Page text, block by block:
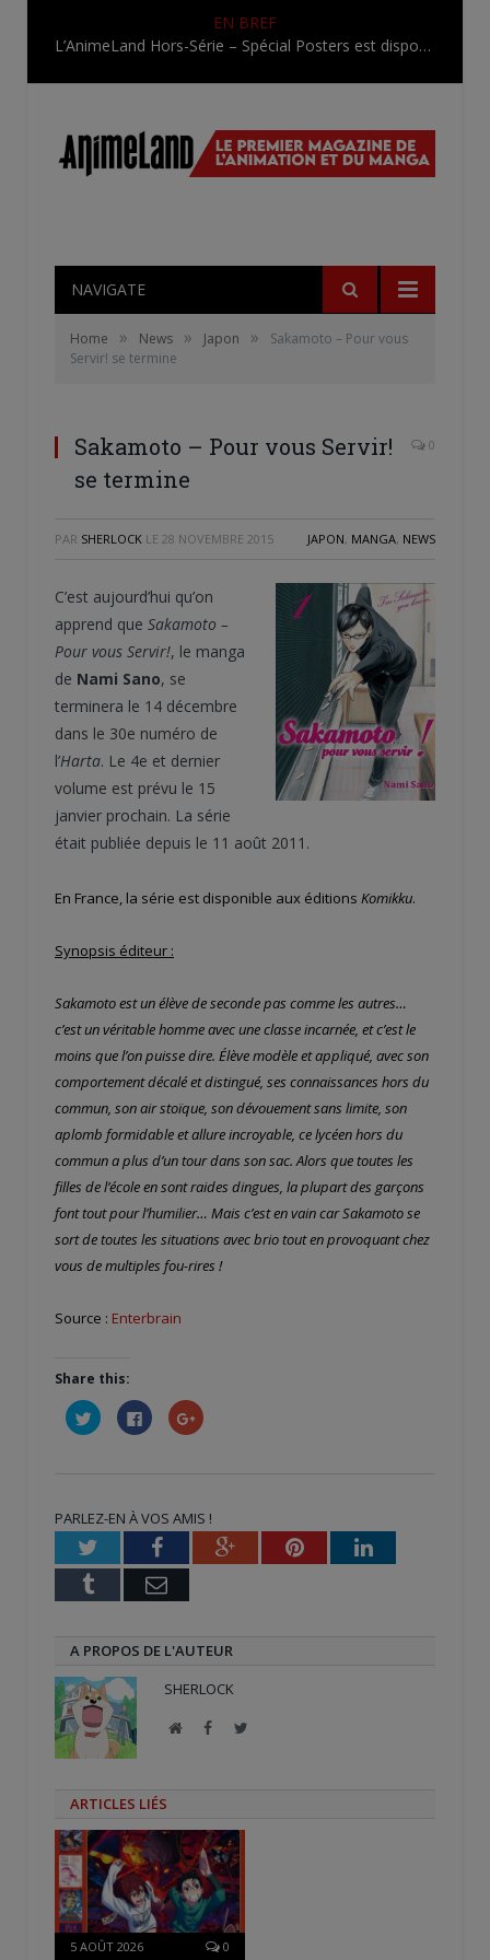
EN BREF
L’AnimeLand Hors-Série – Spécial Posters est disponible !
NAVIGATE
Home » News » Japon »
Sakamoto – Pour vous
Servir! se termine
Sakamoto – Pour vous Servir!
se termine
0
PAR SHERLOCK LE 28 NOVEMBRE 2015 JAPON, MANGA, NEWS
C’est aujourd’hui qu’on
apprend que Sakamoto –
Pour vous Servir!, le manga
de Nami Sano, se
terminera le 14 décembre
dans le 30e numéro de
l’Harta. Le 4e et dernier
volume est prévu le 15
janvier prochain. La série
était publiée depuis le 11 août 2011.
En France, la série est disponible aux éditions Komikku.
Synopsis éditeur :
Sakamoto est un élève de seconde pas comme les autres…
c’est un véritable homme avec une classe incarnée, et c’est le
moins que l’on puisse dire. Élève modèle et appliqué, avec son
comportement décalé et distingué, ses connaissances hors du
commun, son air stoïque, son dévouement sans limite, son
aplomb formidable et allure incroyable, ce lycéen hors du
commun a plus d’un tour dans son sac. Alors que toutes les
filles de l’école en sont raides dingues, la plupart des garçons
font tout pour l’humilier… Mais c’est en vain car Sakamoto se
sort de toutes les situations avec brio tout en provoquant chez
vous de multiples fou-rires !
Source : Enterbrain
Share this:
Cliquez
pour
partager
nouvelle
fenêtre)
Cliquez
pour
partager
fenêtre)
Cliquez
pour
nouvelle
fenêtre)
PARLEZ-EN À VOS AMIS !
TwitterFacebookGoogle+PinterestLinkedIn
Tumblr Email
A PROPOS DE L'AUTEUR
SHERLOCK
Site FacebookTwitter
ARTICLES LIÉS
5 AOÛT 2026 0